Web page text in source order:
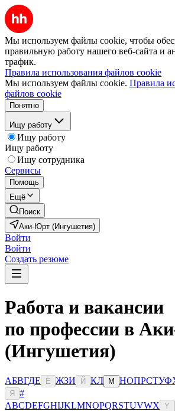
Мы используем файлы cookie, чтобы
правильную работу нашего веб-сайта и
трафик.
Правила использования файлов cookie
Мы используем файлы cookie. Правила
файлов cookie
Понятно
Ищу работу
Ищу работу
Ищу работу
Ищу сотрудника
Сервисы
Помощь
Ещё
Поиск
Аки-Юрт (Ингушетия)
Войти
Войти
Создать резюме
Работа и вакансии
по профессии в
(Ингушетия)
АБВГДЕ Ё ЖЗИ Й КЛ М НОПРСТУФ
Я
#
ABCDEFGHIJKLMNOPQRSTUVWX Y